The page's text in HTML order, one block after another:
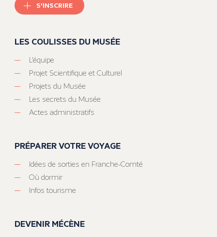
S'INSCRIRE
LES COULISSES DU MUSÉE
L’équipe
Projet Scientifique et Culturel
Projets du Musée
Les secrets du Musée
Actes administratifs
PRÉPARER VOTRE VOYAGE
Idées de sorties en Franche-Comté
Où dormir
Infos tourisme
DEVENIR MÉCÈNE